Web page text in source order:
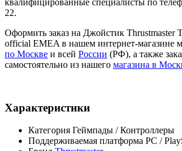
квалифицированные специалисты по
22.
Оформить заказ на Джойстик Thrustmaster
official EMEA в нашем интернет-магазине
по Москве и всей России (РФ), а также
самостоятельно из нашего магазина в
Характеристики
Категория Геймпады / Контроллеры
Поддерживаемая платформа PC /